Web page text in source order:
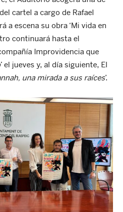
cartel a cargo de Rafael
a escena su obra ‘Mi vida en
continuará hasta el
Improvidencia que
’ el jueves y, al día siguiente, El
una mirada a sus raíces’.